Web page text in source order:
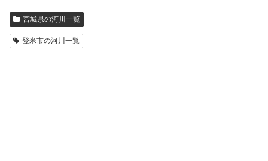
宮城県の河川一覧
登米市の河川一覧